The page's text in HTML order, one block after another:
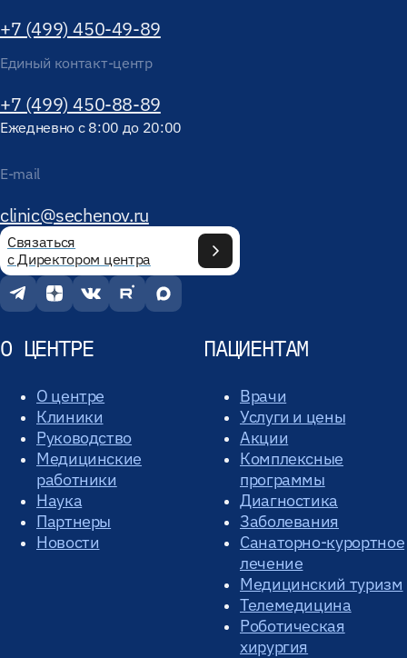
+7 (499) 450-49-89
Единый контакт-центр
+7 (499) 450-88-89
Ежедневно с 8:00 до 20:00
E-mail
clinic@sechenov.ru
Связаться
с Директором центра
О ЦЕНТРЕ
О центре
Клиники
Руководство
Медицинские
работники
Наука
Партнеры
Новости
ПАЦИЕНТАМ
Врачи
Услуги и цены
Акции
Комплексные
программы
Диагностика
Заболевания
Санаторно-курортное
лечение
Медицинский туризм
Телемедицина
Роботическая
хирургия